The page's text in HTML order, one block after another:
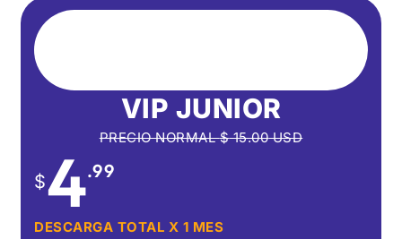
VIP JUNIOR
PRECIO NORMAL$15.00USD
$4.99
DESCARGA TOTAL X 1 MES